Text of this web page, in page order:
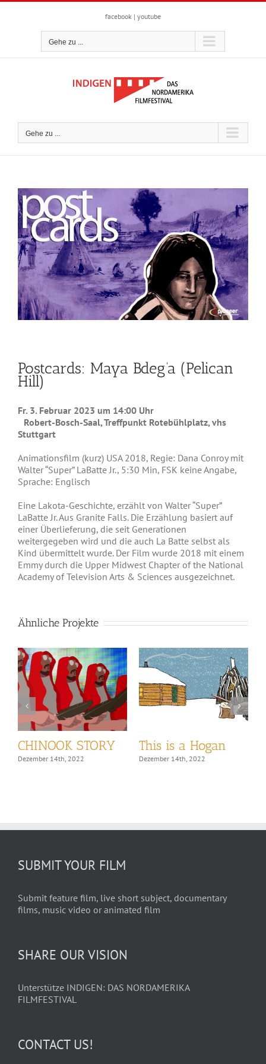
Zum
facebook | youtube
Gehe zu ...
Gehe zu ...
Postcards: Maya Bdeg’a (Pelican
Hill)
Fr. 3. Februar 2023 um 14:00 Uhr
Robert-Bosch-Saal, Treffpunkt Rotebühlplatz, vhs
Stuttgart
Animationsfilm (kurz) USA 2018, Regie: Dana Conroy mit
Walter “Super” LaBatte Jr., 5:30 Min, FSK keine Angabe,
Sprache: Englisch
Eine Lakota-Geschichte, erzählt von Walter “Super”
LaBatte Jr. Aus Granite Falls. Die Erzählung basiert auf
einer Überlieferung, die seit Generationen
weitergegeben wird und die auch La Batte selbst als
Kind übermittelt wurde. Der Film wurde 2018 mit einem
Emmy durch die Upper Midwest Chapter of the National
Academy of Television Arts & Sciences ausgezeichnet.
Ähnliche Projekte
CHINOOK STORY
Dezember 14th, 2022
This is a Hogan
Dezember 14th, 2022
SUBMIT YOUR FILM
Submit feature film, live short subject, documentary
films, music video or animated film
SHARE OUR VISION
Unterstütze INDIGEN: DAS NORDAMERIKA
FILMFESTIVAL
CONTACT US!